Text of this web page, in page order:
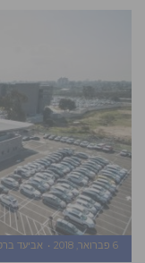
6 פברואר, 2018 אביעד